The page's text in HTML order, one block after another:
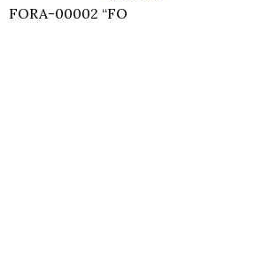
FORA-00002 “FO